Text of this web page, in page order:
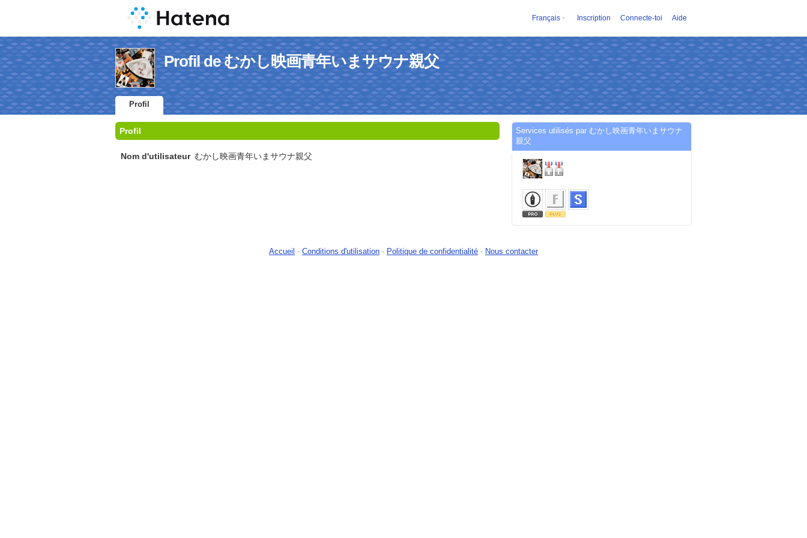
Français Inscription Connecte-toi Aide
Profil de むかし映画青年いまサウナ親父
Profil
Profil
Nom d'utilisateur むかし映画青年いまサウナ親父
Services utilisés par むかし映画青年いまサウナ
親父
Accueil - Conditions d'utilisation - Politique de confidentialité - Nous contacter